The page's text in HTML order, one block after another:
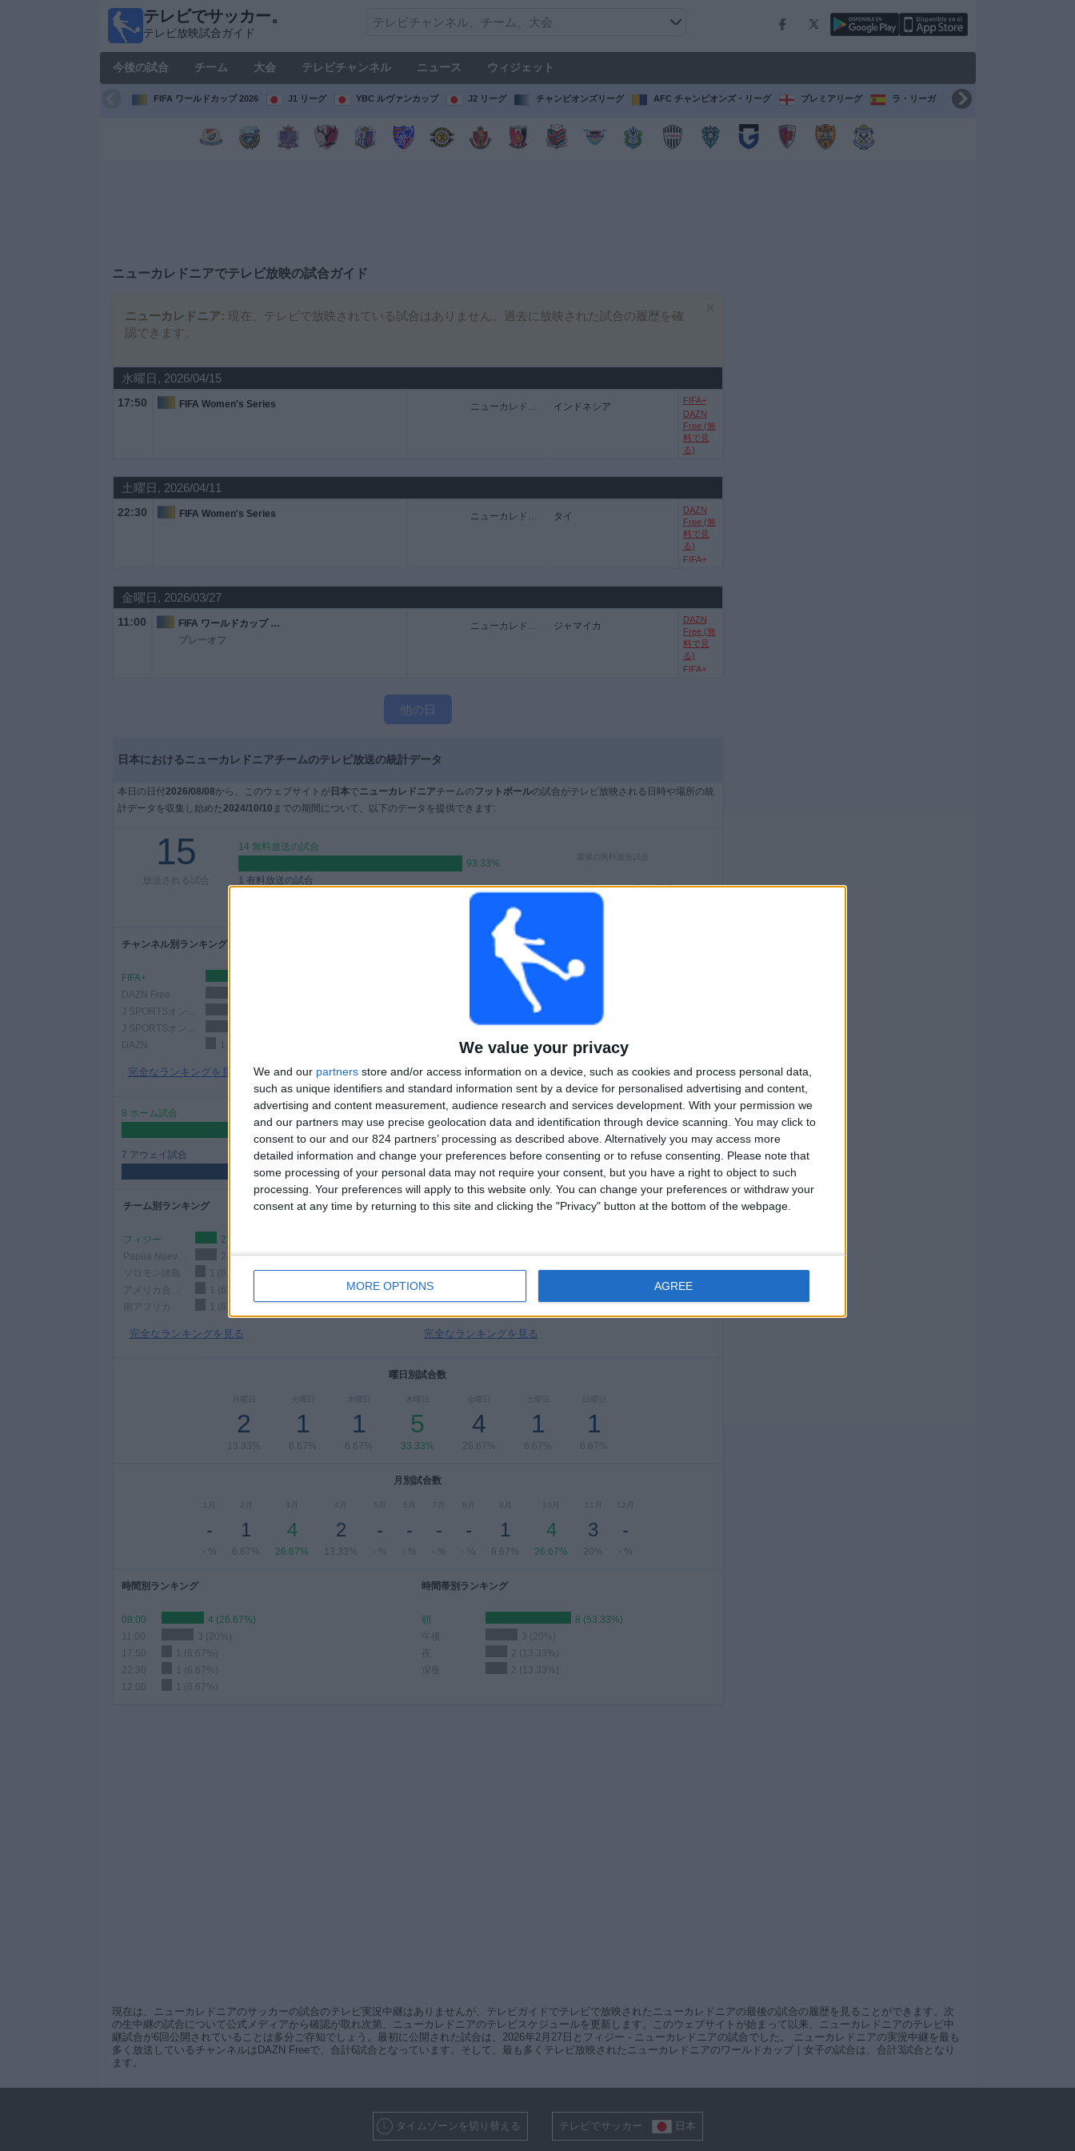
We value your privacy
We and our partners store and/or access information on a device, such as cookies and process personal data,
such as unique identifiers and standard information sent by a device for personalised advertising and content,
advertising and content measurement, audience research and services development. With your permission we
and our partners may use precise geolocation data and identification through device scanning. You may click to
consent to our and our 824 partners’ processing as described above. Alternatively you may access more
detailed information and change your preferences before consenting or to refuse consenting.
Please note that
some processing of your personal data may not require your consent, but you have a right to object to such
processing. Your preferences will apply to this website only. You can change your preferences or withdraw your
consent at any time by returning to this site and clicking the "Privacy" button at the bottom of the webpage.
MORE OPTIONS AGREE
テレビでサッカー。
テレビ放映試合ガイド
今後の試合 チーム 大会 テレビチャンネル ニュース ウィジェット
FIFA ワールドカップ 2026 J1 リーグ YBC ルヴァンカップ J2 リーグ チャンピオンズリーグ AFC チャンピオンズ・リーグ プレミアリーグ ラ・リーガ セリエ A
ニューカレドニアでテレビ放映の試合ガイド
ニューカレドニア: 現在、テレビで放映されている試合はありません。過去に放映された試合の履歴を確
認できます。
水曜日, 2026/04/15
17:50 FIFA Women's Series ニューカレドニア インドネシア
FIFA+
DAZN
Free (無
料で見
る)
土曜日, 2026/04/11
22:30 FIFA Women's Series ニューカレドニア タイ
DAZN
Free (無
料で見
る)
FIFA+
金曜日, 2026/03/27
11:00
FIFA ワールドカップ 2026
プレーオフ
ニューカレドニア ジャマイカ
DAZN
Free (無
料で見
る)
FIFA+
他の日
日本におけるニューカレドニアチームのテレビ放送の統計データ
本日の日付2026/08/08から、このウェブサイトが日本でニューカレドニアチームのフットボールの試合がテレビ放映される日時や場所の統
計データを収集し始めた2024/10/10 までの期間について、以下のデータを提供できます:
15
放送される試合
14 無料放送の試合
93.33%
1 有料放送の試合
最後の無料放送試合
ニューカレドニア - インドネシア
2026/04/15 FIFA Women's Series por FIFA+,
チャンネル別ランキング
FIFA+
DAZN Free
DAZN
完全なランキングを見る
日数
無料試合なし
試合
0
連続有料放送
8 ホーム試合
7 アウェイ試合
46.67%
合計
13
対戦相手
最大
2
VS フィジー
合計
6
チーム別ランキング
フィジー
2 (13.33%)
2 (13.33%)
ソロモン諸島
1 (6.67%)
1 (6.67%)
南アフリカ
1 (6.67%)
完全なランキングを見る
大会別ランキング
FIFA U20 World Cup
3 (20%)
ワールドカップ｜女子
3 (20%)
完全なランキングを見る
曜日別試合数
2
13.33%
1
6.67%
1
6.67%
5
33.33%
金曜日
4
26.67%
1
6.67%
1
6.67%
月別試合数
1月
-
- %
2月
1
6.67%
3月
4
26.67%
4月
2
13.33%
5月
-
- %
6月
-
- %
7月
-
- %
8月
-
- %
9月
1
6.67%
10月
4
26.67%
11月
3
20%
12月
-
- %
時間別ランキング
08:00
4 (26.67%)
3 (20%)
17:50
1 (6.67%)
22:30
1 (6.67%)
12:00
1 (6.67%)
時間帯別ランキング
朝
8 (53.33%)
午後
3 (20%)
夜
2 (13.33%)
深夜
2 (13.33%)
現在は、ニューカレドニアのサッカーの試合のテレビ実況中継はありませんが、テレビガイドでテレビで放映されたニューカレドニアの最後の試合の履歴を見ることができます。次
の生中継の試合について公式メディアから確認が取れ次第、ニューカレドニアのテレビスケジュールを更新します。このウェブサイトが始まって以来、ニューカレドニアのテレビ中
継試合が6回公開されていることは多分ご存知でしょう。最初に公開された試合は、2026年2月27日とフィジー - ニューカレドニアの試合でした。 ニューカレドニアの実況中継を最も
多く放送しているチャンネルはDAZN Freeで、合計6試合となっています。そして、最も多くテレビ放映されたニューカレドニアのワールドカップ｜女子の試合は、合計3試合となり
ます。
タイムゾーンを切り替える テレビでサッカー 日本